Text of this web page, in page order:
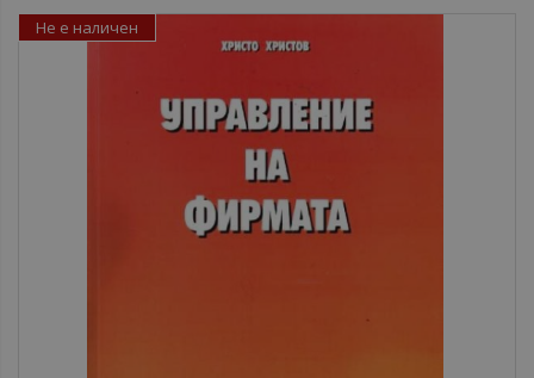
Не е наличен